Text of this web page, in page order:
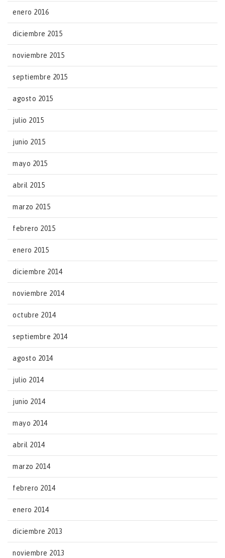
enero 2016
diciembre 2015
noviembre 2015
septiembre 2015
agosto 2015
julio 2015
junio 2015
mayo 2015
abril 2015
marzo 2015
febrero 2015
enero 2015
diciembre 2014
noviembre 2014
octubre 2014
septiembre 2014
agosto 2014
julio 2014
junio 2014
mayo 2014
abril 2014
marzo 2014
febrero 2014
enero 2014
diciembre 2013
noviembre 2013